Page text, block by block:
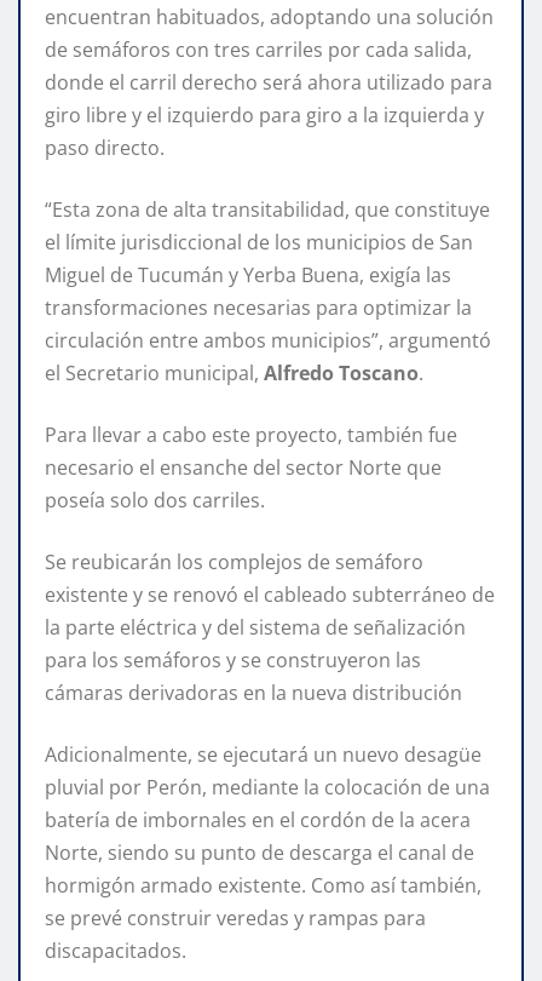
encuentran habituados, adoptando una solución
de semáforos con tres carriles por cada salida,
donde el carril derecho será ahora utilizado para
giro libre y el izquierdo para giro a la izquierda y
paso directo.
“Esta zona de alta transitabilidad, que constituye
el límite jurisdiccional de los municipios de San
Miguel de Tucumán y Yerba Buena, exigía las
transformaciones necesarias para optimizar la
circulación entre ambos municipios”, argumentó
el Secretario municipal, Alfredo Toscano.
Para llevar a cabo este proyecto, también fue
necesario el ensanche del sector Norte que
poseía solo dos carriles.
Se reubicarán los complejos de semáforo
existente y se renovó el cableado subterráneo de
la parte eléctrica y del sistema de señalización
para los semáforos y se construyeron las
cámaras derivadoras en la nueva distribución
Adicionalmente, se ejecutará un nuevo desagüe
pluvial por Perón, mediante la colocación de una
batería de imbornales en el cordón de la acera
Norte, siendo su punto de descarga el canal de
hormigón armado existente. Como así también,
se prevé construir veredas y rampas para
discapacitados.